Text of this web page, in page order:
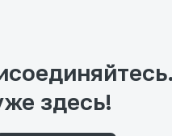
здесь!